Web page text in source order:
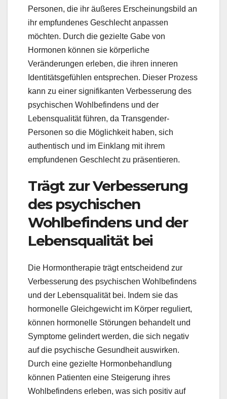
Personen, die ihr äußeres Erscheinungsbild an
ihr empfundenes Geschlecht anpassen
möchten. Durch die gezielte Gabe von
Hormonen können sie körperliche
Veränderungen erleben, die ihren inneren
Identitätsgefühlen entsprechen. Dieser Prozess
kann zu einer signifikanten Verbesserung des
psychischen Wohlbefindens und der
Lebensqualität führen, da Transgender-
Personen so die Möglichkeit haben, sich
authentisch und im Einklang mit ihrem
empfundenen Geschlecht zu präsentieren.
Trägt zur Verbesserung
des psychischen
Wohlbefindens und der
Lebensqualität bei
Die Hormontherapie trägt entscheidend zur
Verbesserung des psychischen Wohlbefindens
und der Lebensqualität bei. Indem sie das
hormonelle Gleichgewicht im Körper reguliert,
können hormonelle Störungen behandelt und
Symptome gelindert werden, die sich negativ
auf die psychische Gesundheit auswirken.
Durch eine gezielte Hormonbehandlung
können Patienten eine Steigerung ihres
Wohlbefindens erleben, was sich positiv auf